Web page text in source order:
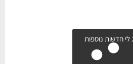
נוספות